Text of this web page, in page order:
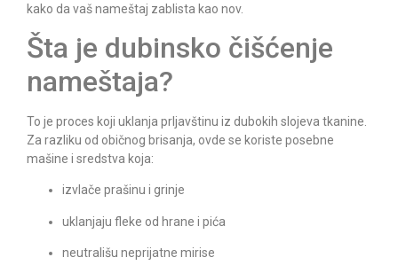
kako da vaš nameštaj zablista kao nov.
Šta je dubinsko čišćenje
nameštaja?
To je proces koji uklanja prljavštinu iz dubokih slojeva tkanine.
Za razliku od običnog brisanja, ovde se koriste posebne
mašine i sredstva koja:
izvlače prašinu i grinje
uklanjaju fleke od hrane i pića
neutrališu neprijatne mirise